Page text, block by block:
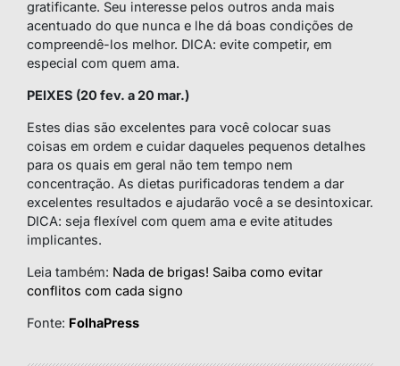
gratificante. Seu interesse pelos outros anda mais
acentuado do que nunca e lhe dá boas condições de
compreendê-los melhor. DICA: evite competir, em
especial com quem ama.
PEIXES (20 fev. a 20 mar.)
Estes dias são excelentes para você colocar suas
coisas em ordem e cuidar daqueles pequenos detalhes
para os quais em geral não tem tempo nem
concentração. As dietas purificadoras tendem a dar
excelentes resultados e ajudarão você a se desintoxicar.
DICA: seja flexível com quem ama e evite atitudes
implicantes.
Leia também: Nada de brigas! Saiba como evitar
conflitos com cada signo
Fonte: FolhaPress